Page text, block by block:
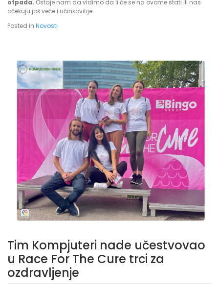
otpada. Ostaje nam da vidimo da li će se na ovome stati ili nas
očekuju još veće i učinkovitije.
Posted in Novosti
Tim Kompjuteri nade učestvovao
u Race For The Cure trci za
ozdravljenje